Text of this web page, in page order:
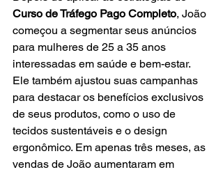
Curso de Tráfego Pago Completo, João
começou a segmentar seus anúncios
para mulheres de 25 a 35 anos
interessadas em saúde e bem-estar.
Ele também ajustou suas campanhas
para destacar os benefícios exclusivos
de seus produtos, como o uso de
tecidos sustentáveis e o design
ergonômico. Em apenas três meses, as
vendas de João aumentaram em